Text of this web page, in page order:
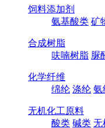
饲料添加剂
氨基酸类 矿
合成树脂
呋喃树脂 脲
化学纤维
绵纶 涤纶 氨
无机化工原料
酸类 碱类 无